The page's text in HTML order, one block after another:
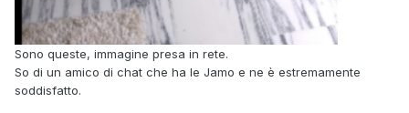
Sono queste, immagine presa in rete.
So di un amico di chat che ha le Jamo e ne è estremamente
soddisfatto.